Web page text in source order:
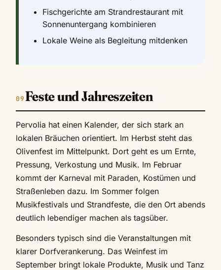
Fischgerichte am Strandrestaurant mit
Sonnenuntergang kombinieren
Lokale Weine als Begleitung mitdenken
Feste und Jahreszeiten
Pervolia hat einen Kalender, der sich stark an
lokalen Bräuchen orientiert. Im Herbst steht das
Olivenfest im Mittelpunkt. Dort geht es um Ernte,
Pressung, Verkostung und Musik. Im Februar
kommt der Karneval mit Paraden, Kostümen und
Straßenleben dazu. Im Sommer folgen
Musikfestivals und Strandfeste, die den Ort abends
deutlich lebendiger machen als tagsüber.
Besonders typisch sind die Veranstaltungen mit
klarer Dorfverankerung. Das Weinfest im
September bringt lokale Produkte, Musik und Tanz